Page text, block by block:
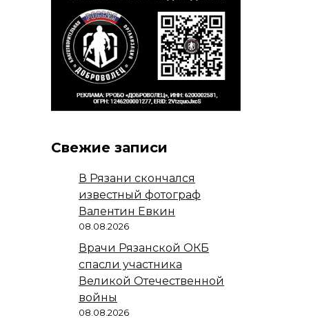
Свежие записи
В Рязани скончался
известный фотограф
Валентин Евкин
08.08.2026
Врачи Рязанской ОКБ
спасли участника
Великой Отечественной
войны
08.08.2026